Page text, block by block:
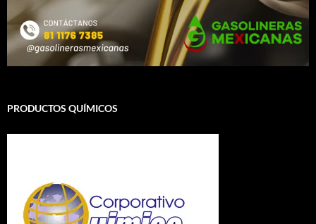
PRODUCTOS QUÍMICOS